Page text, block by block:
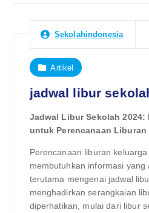
Sekolahindonesia
Artikel
jadwal libur
Jadwal Libur Sekolah 2024:
untuk Perencanaan
Perencanaan liburan
membutuhkan informasi yang
terutama mengenai jadwal
menghadirkan serangkaian
diperhatikan, mulai dari libur